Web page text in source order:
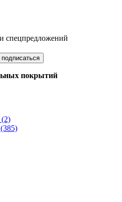
спецпредложений
покрытий
(2)